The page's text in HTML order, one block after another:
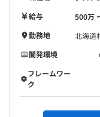
給与
500万
勤務地
北海道
開発環境
フレームワー
ク